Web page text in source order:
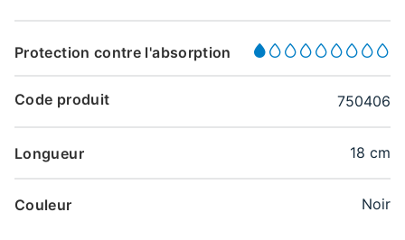
Protection contre l'absorption
Code produit 750406
Longueur 18 cm
Couleur Noir